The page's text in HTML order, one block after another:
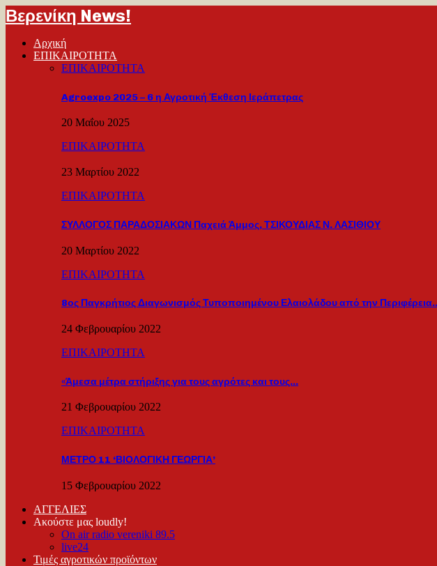
Βερενίκη News!
Αρχική
ΕΠΙΚΑΙΡΟΤΗΤΑ
ΕΠΙΚΑΙΡΟΤΗΤΑ
Agroexpo 2025 – 6 η Αγροτική Έκθεση Ιεράπετρας
20 Μαΐου 2025
ΕΠΙΚΑΙΡΟΤΗΤΑ
23 Μαρτίου 2022
ΕΠΙΚΑΙΡΟΤΗΤΑ
ΣΥΛΛΟΓΟΣ ΠΑΡΑΔΟΣΙΑΚΩΝ Παχειά Άμμος, ΤΣΙΚΟΥΔΙΑΣ Ν. ΛΑΣΙΘΙΟΥ
20 Μαρτίου 2022
ΕΠΙΚΑΙΡΟΤΗΤΑ
8ος Παγκρήτιος Διαγωνισμός Τυποποιημένου Ελαιολάδου από την
24 Φεβρουαρίου 2022
ΕΠΙΚΑΙΡΟΤΗΤΑ
«Άμεσα μέτρα στήριξης για τους αγρότες και τους…
21 Φεβρουαρίου 2022
ΕΠΙΚΑΙΡΟΤΗΤΑ
ΜΕΤΡΟ 11 ‘ΒΙΟΛΟΓΙΚΗ ΓΕΩΡΓΙΑ’
15 Φεβρουαρίου 2022
ΑΓΓΕΛΙΕΣ
Ακούστε μας loudly!
On air radio vereniki 89.5
live24
Τιμές αγροτικών προϊόντων